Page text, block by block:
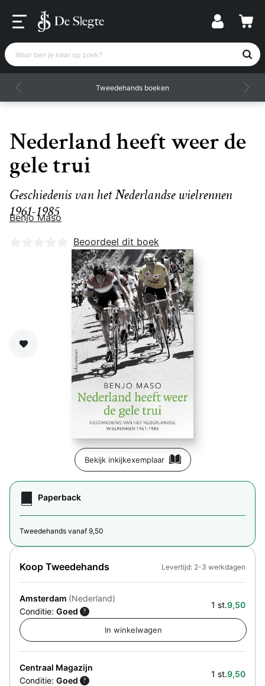
Waar ben je naar op zoek?
Tweedehands boeken
Nederland heeft weer de
gele trui
Geschiedenis van het Nederlandse wielrennen
1961-1985
Benjo Maso
Nog geen beoordelingen
Beoordeel dit boek
Zet op verlanglijst
Bekijk inkijkexemplaar
Paperback
Tweedehands vanaf 9,50
Koop Tweedehands
Amsterdam (Nederland)
Conditie: Goed ?
1 st.9,50
Centraal Magazijn
Conditie: Goed ?
1 st.9,50
Levertijd: 2-3 werkdagen